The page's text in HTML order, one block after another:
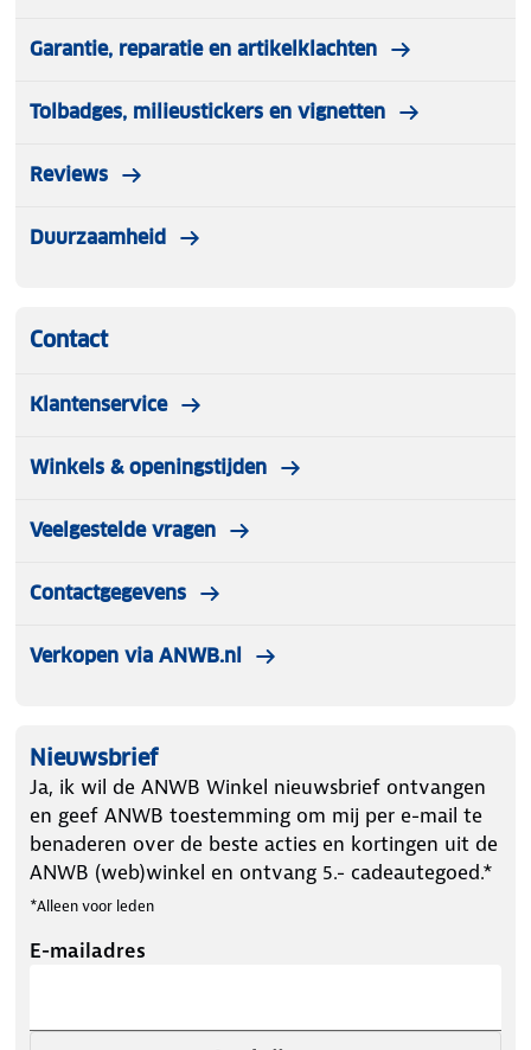
Garantie, reparatie en artikelklachten
Tolbadges, milieustickers en vignetten
Reviews
Duurzaamheid
Contact
Klantenservice
Winkels & openingstijden
Veelgestelde vragen
Contactgegevens
Verkopen via ANWB.nl
Nieuwsbrief
Ja, ik wil de ANWB Winkel nieuwsbrief ontvangen
en geef ANWB toestemming om mij per e-mail te
benaderen over de beste acties en kortingen uit de
ANWB (web)winkel en ontvang 5.- cadeautegoed.*
*Alleen voor leden
E-mailadres